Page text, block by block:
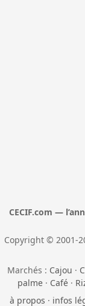
CECIF.com —
Copyright © 2001-
Marchés : Cajou ·
palme· Café·
à propos · infos